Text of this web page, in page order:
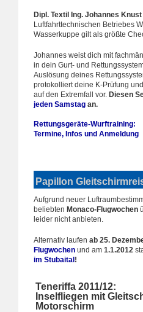
Dipl. Textil Ing. Johannes Knust
Luftfahrttechnischen Betriebes
Wasserkuppe gilt als größte
Johannes weist dich mit
in dein Gurt- und
Auslösung deines
protokolliert deine K-Prüfung
auf den Extremfall vor. Diesen
jeden Samstag an.
Rettungsgeräte-Wurftraining:
Termine, Infos und Anmeldung
Papillon
Aufgrund neuer
beliebten Monaco-Flugwochen
leider nicht anbieten.
Alternativ laufen ab 25.
Flugwochen und am 1.1.2012
im Stubaital!
Teneriffa 2011/12:
Inselfliegen mit
Motorschirm